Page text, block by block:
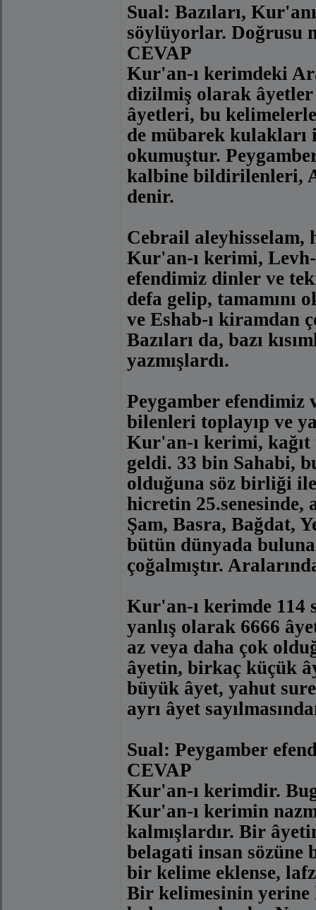
Sual: Bazıları,
söylüyorlar. Doğrusu
CEVAP
Kur'an-ı kerimdeki
dizilmiş olarak
âyetleri, bu
de mübarek kulakları
okumuştur.
kalbine bildirilenleri,
denir.
Cebrail aleyhisselam,
Kur'an-ı kerimi,
efendimiz dinler ve
defa gelip, tamamını
ve Eshab-ı kiramdan
Bazıları da, bazı
yazmışlardı.
Peygamber efendimiz
bilenleri toplayıp ve
Kur'an-ı kerimi, kağıt
geldi. 33 bin Sahabi,
olduğuna söz birliği
hicretin 25.senesinde,
Şam, Basra, Bağdat,
bütün dünyada
çoğalmıştır.
Kur'an-ı kerimde 114
yanlış olarak 6666
az veya daha çok
âyetin, birkaç küçük
büyük âyet, yahut
ayrı âyet
Sual: Peygamber
CEVAP
Kur'an-ı kerimdir.
Kur'an-ı kerimin
kalmışlardır. Bir
belagati insan sözüne
bir kelime eklense,
Bir kelimesinin